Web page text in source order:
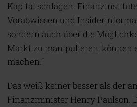
Kapital schlagen.
Vorabwissen und
sondern auch über die
Markt zu manipulieren, können
machen.“
Das weiß keiner besser als der
Finanzminister Henry Paulson.